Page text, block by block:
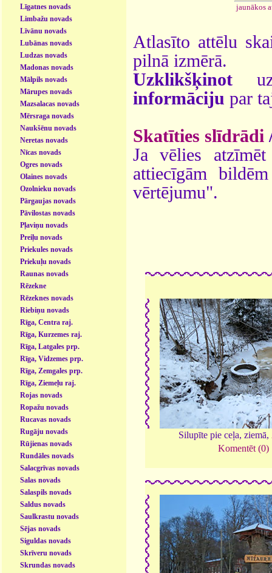
Līgatnes novads
Limbažu novads
Līvānu novads
Lubānas novads
Ludzas novads
Madonas novads
Mālpils novads
Mārupes novads
Mazsalacas novads
Mērsraga novads
Naukšēnu novads
Neretas novads
Nīcas novads
Ogres novads
Olaines novads
Ozolnieku novads
Pārgaujas novads
Pāvilostas novads
Pļaviņu novads
Preiļu novads
Priekules novads
Priekuļu novads
Raunas novads
Rēzekne
Rēzeknes novads
Riebiņu novads
Rīga, Centra raj.
Rīga, Kurzemes raj.
Rīga, Latgales prp.
Rīga, Vidzemes prp.
Rīga, Zemgales prp.
Rīga, Ziemeļu raj.
Rojas novads
Ropažu novads
Rucavas novads
Rugāju novads
Rūjienas novads
Rundāles novads
Salacgrīvas novads
Salas novads
Salaspils novads
Saldus novads
Saulkrastu novads
Sējas novads
Siguldas novads
Skrīveru novads
Skrundas novads
jaunākos
Atlasīto attēlu
pilnā izmērā.
Uzklikšķinot
informāciju par
Skatīties slīdrādi
Ja vēlies
attiecīgām
vērtējumu".
Silupīte pie ceļa, ziemā,
Komentēt (0)